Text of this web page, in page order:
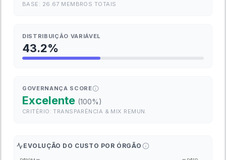
BASE: 26.67 MEMBROS TOTAIS
DISTRIBUIÇÃO VARIÁVEL
43.2%
GOVERNANÇA SCORE
Excelente (100%)
CRITÉRIO: TRANSPARÊNCIA & MIX REMUN.
EVOLUÇÃO DO CUSTO POR ÓRGÃO